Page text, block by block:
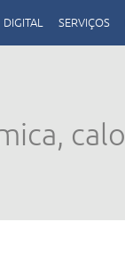
DIGITAL SERVIÇOS